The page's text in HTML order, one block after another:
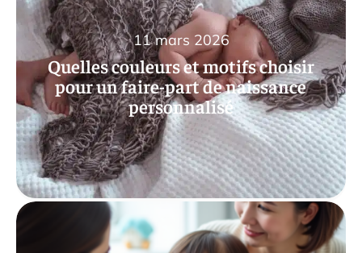
Quelles couleurs et motifs choisir
pour un faire-part de naissance
personnalisé
11 mars 2026